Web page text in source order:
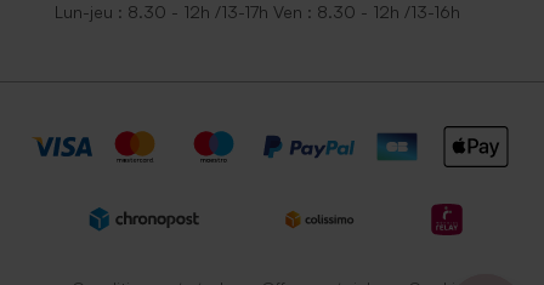
Lun-jeu : 8.30 - 12h /13-17h Ven : 8.30 - 12h /13-16h